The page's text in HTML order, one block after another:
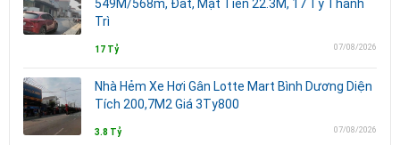
549M/568m, Đất, Mặt Tiền 22.3M, 17 Tỷ Thanh
Trì
17 Tỷ 07/08/2026
Nhà Hẻm Xe Hơi Gân Lotte Mart Bình Dương Diện
Tích 200,7M2 Giá 3Ty800
3.8 Tỷ 07/08/2026